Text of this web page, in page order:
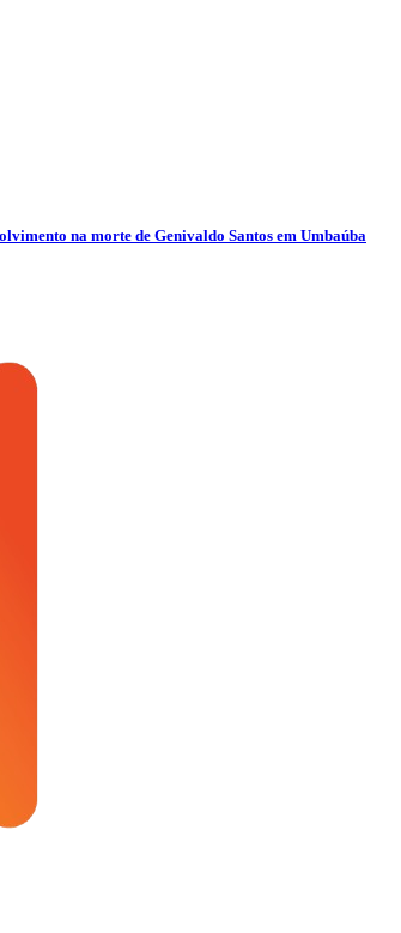
na morte de Genivaldo Santos em Umbaúba